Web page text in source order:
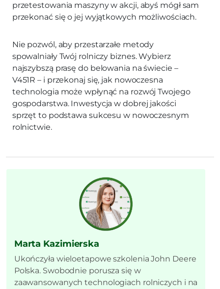
przetestowania maszyny w akcji, abyś mógł sam
przekonać się o jej wyjątkowych możliwościach.
Nie pozwól, aby przestarzałe metody
spowalniały Twój rolniczy biznes. Wybierz
najszybszą prasę do belowania na świecie –
V451R – i przekonaj się, jak nowoczesna
technologia może wpłynąć na rozwój Twojego
gospodarstwa. Inwestycja w dobrej jakości
sprzęt to podstawa sukcesu w nowoczesnym
rolnictwie.
Marta Kazimierska
Ukończyła wieloetapowe szkolenia John Deere
Polska. Swobodnie porusza się w
zaawansowanych technologiach rolniczych i na